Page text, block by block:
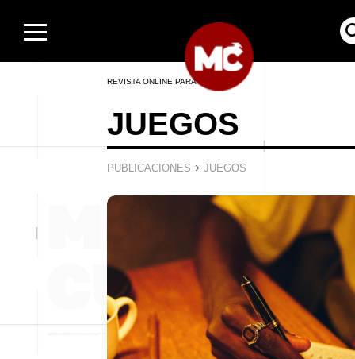
REVISTA ONLINE PARA HOMBRES
JUEGOS
PUBLICACIONES › JUEGOS